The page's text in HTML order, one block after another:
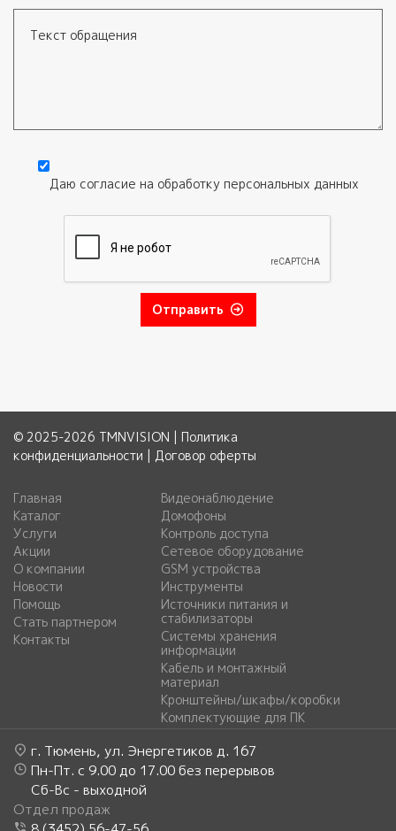
Даю согласие на обработку персональных данных
Отправить
© 2025-2026 TMNVISION | Политика
конфиденциальности | Договор оферты
Главная
Каталог
Услуги
Акции
О компании
Новости
Помощь
Стать партнером
Контакты
Видеонаблюдение
Домофоны
Контроль доступа
Сетевое оборудование
GSM устройства
Инструменты
Источники питания и
стабилизаторы
Системы хранения
информации
Кабель и монтажный
материал
Кронштейны/шкафы/коробки
Комплектующие для ПК
г. Тюмень, ул. Энергетиков д. 167
Пн-Пт. с 9.00 до 17.00 без перерывов
Сб-Вс - выходной
Отдел продаж